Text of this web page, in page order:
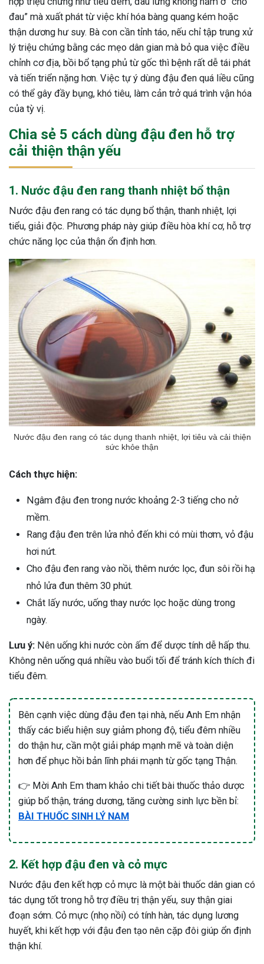
đau” mà xuất phát từ việc khí hóa bàng quang kém hoặc
thận dương hư suy. Bà con cần tỉnh táo, nếu chỉ tập trung xử
lý triệu chứng bằng các mẹo dân gian mà bỏ qua việc điều
chỉnh cơ địa, bồi bổ tạng phủ từ gốc thì bệnh rất dễ tái phát
và tiến triển nặng hơn. Việc tự ý dùng đậu đen quá liều cũng
có thể gây đầy bụng, khó tiêu, làm cản trở quá trình vận hóa
của tỳ vị.
Chia sẻ 5 cách dùng đậu đen hỗ trợ
cải thiện thận yếu
1. Nước đậu đen rang thanh nhiệt bổ thận
Nước đậu đen rang có tác dụng bổ thận, thanh nhiệt, lợi
tiểu, giải độc. Phương pháp này giúp điều hòa khí cơ, hỗ trợ
chức năng lọc của thận ổn định hơn.
Nước đậu đen rang có tác dụng thanh nhiệt, lợi tiêu và cải thiện
sức khỏe thận
Cách thực hiện:
Ngâm đậu đen trong nước khoảng 2-3 tiếng cho nở
mềm.
Rang đậu đen trên lửa nhỏ đến khi có mùi thơm, vỏ đậu
hơi nứt.
Cho đậu đen rang vào nồi, thêm nước lọc, đun sôi rồi hạ
nhỏ lửa đun thêm 30 phút.
Chắt lấy nước, uống thay nước lọc hoặc dùng trong
ngày.
Lưu ý: Nên uống khi nước còn ấm để dược tính dễ hấp thu.
Không nên uống quá nhiều vào buổi tối để tránh kích thích đi
tiểu đêm.
Bên cạnh việc dùng đậu đen tại nhà, nếu Anh Em nhận
thấy các biểu hiện suy giảm phong độ, tiểu đêm nhiều
do thận hư, cần một giải pháp mạnh mẽ và toàn diện
hơn để phục hồi bản lĩnh phái mạnh từ gốc tạng Thận.
👉 Mời Anh Em tham khảo chi tiết bài thuốc thảo dược
giúp bổ thận, tráng dương, tăng cường sinh lực bền bỉ:
BÀI THUỐC SINH LÝ NAM
2. Kết hợp đậu đen và cỏ mực
Nước đậu đen kết hợp cỏ mực là một bài thuốc dân gian có
tác dụng tốt trong hỗ trợ điều trị thận yếu, suy thận giai
đoạn sớm. Cỏ mực (nhọ nồi) có tính hàn, tác dụng lương
huyết, khi kết hợp với đậu đen tạo nên cặp đôi giúp ổn định
thận khí.